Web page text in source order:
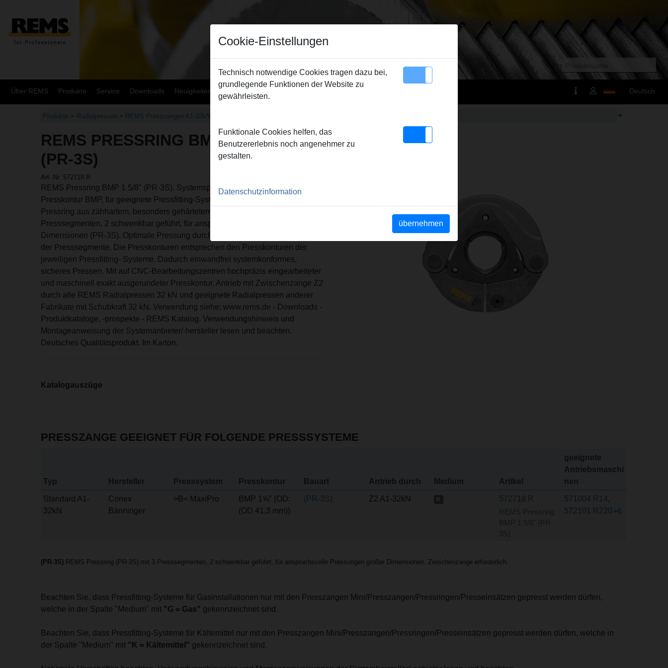
Über REMS Produkte Service Downloads Neuigkeiten Sitemap Deutsch
Produkte > Radialpressen > REMS Presszangen A1-32kN/REMS Pressringe +
REMS PRESSRING BMP 1 5/8"
(PR-3S)
Art.-Nr. 572718 R
REMS Pressring BMP 1 5/8" (PR-3S). Systemspezifischer Pressring, mit
Presskontur BMP, für geeignete Pressfitting-Systeme D 1 5/8". Hochbelastbarer
Pressring aus zähhartem, besonders gehärtetem Spezialstahl. Ausführung mit 3
Presssegmenten, 2 schwenkbar geführt, für anspruchsvolle Pressungen großer
Dimensionen (PR-3S). Optimale Pressung durch radial gesteuerte Bewegung
der Presssegmente. Die Presskonturen entsprechen den Presskonturen der
jeweiligen Pressfitting- Systeme. Dadurch einwandfrei systemkonformes,
sicheres Pressen. Mit auf CNC-Bearbeitungszentren hochpräzis eingearbeiteter
und maschinell exakt ausgerundeter Presskontur. Antrieb mit Zwischenzange Z2
durch alle REMS Radialpressen 32 kN und geeignete Radialpressen anderer
Fabrikate mit Schubkraft 32 kN. Verwendung siehe: www.rems.de - Downloads -
Produktkataloge, -prospekte - REMS Katalog. Verwendungshinweis und
Montageanweisung der Systemanbieter/-hersteller lesen und beachten.
Deutsches Qualitätsprodukt. Im Karton.
Katalogauszüge
PRESSZANGE GEEIGNET FÜR FOLGENDE PRESSSYSTEME
Typ Hersteller Presssystem Presskontur Bauart Antrieb durch Medium Artikel
geeignete
Antriebsmaschi
nen
Standard A1-
32kN
Conex
Bänninger
>B< MaxiPro
BMP 1⅝″ (OD:
(OD 41,3 mm))
(PR-3S) Z2 A1-32kN 572718 R 571004 R14,
572101 R220+6
(PR-3S) REMS Pressring (PR-3S) mit 3 Presssegmenten, 2 schwenkbar geführt, für anspruchsvolle Pressungen großer Dimensionen. Zwischenzange erforderlich.
Beachten Sie, dass Pressfitting-Systeme für Gasinstallationen nur mit den Presszangen Mini/Presszangen/Pressringen/Presseinsätzen gepresst werden dürfen,
welche in der Spalte "Medium" mit "G = Gas" gekennzeichnet sind.
Beachten Sie, dass Pressfitting-Systeme für Kältemittel nur mit den Presszangen Mini/Presszangen/Pressringen/Presseinsätzen gepresst werden dürfen, welche in
der Spalte "Medium" mit "K = Kältemittel" gekennzeichnet sind.
Cookie-Einstellungen
Technisch notwendige Cookies tragen dazu bei,
grundlegende Funktionen der Website zu
gewährleisten.
Funktionale Cookies helfen, das
Benutzererlebnis noch angenehmer zu
gestalten.
Datenschutzinformation
übernehmen